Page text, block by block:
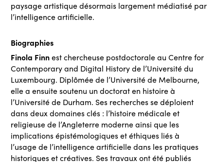
paysage artistique désormais largement médiatisé par
l’intelligence artificielle.
Biographies
Finola Finnest chercheuse postdoctorale au Centre for
Contemporary and Digital History de l’Université du
Luxembourg. Diplômée de l’Université de Melbourne,
elle a ensuite soutenu un doctorat en histoire à
l’Université de Durham. Ses recherches se déploient
dans deux domaines clés : l’histoire médicale et
religieuse de l’Angleterre moderne ainsi que les
implications épistémologiques et éthiques liés à
l’usage de l’intelligence artificielle dans les pratiques
historiques et créatives. Ses travaux ont été publiés